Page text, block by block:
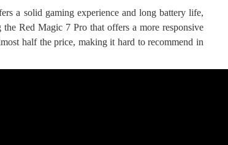
a solid gaming experience and long battery life,
Red Magic 7 Pro that offers a more responsive
half the price, making it hard to recommend in